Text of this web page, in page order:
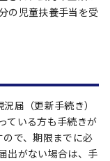
の児童扶養手当を受
届（更新手続き）
ている方も手続きが
で、期限までに必
出がない場合は、手